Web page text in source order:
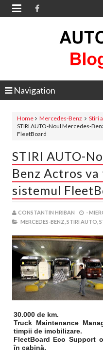

Navigation
Home Mercedes-Benz Stiri
STIRI AUTO-Noul Mercedes-
FleetBoard
STIRI AUTO-
Benz Actros
sistemul
CONSTANTIN HRIBAN -
MERCEDES-BENZ, STIRI AUTO,
30.000 de km.
Truck Maintenance
timpii de imobilizare.
FleetBoard Eco Support
în cabină.